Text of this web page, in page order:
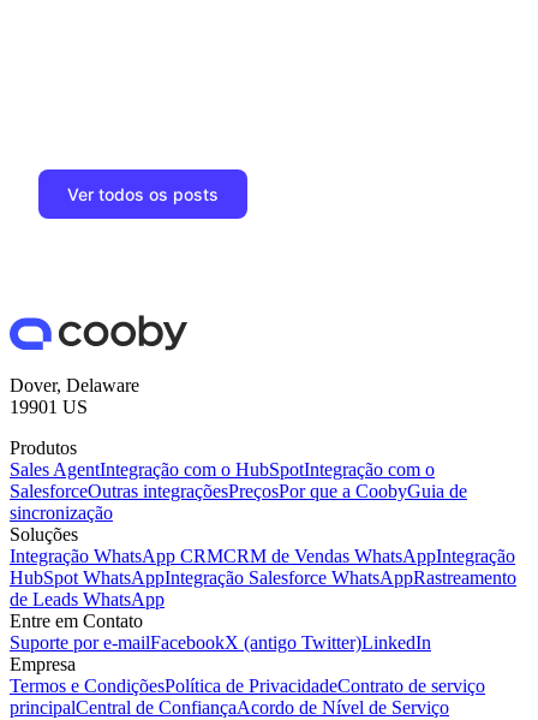
Ver todos os posts
Dover, Delaware
19901 US
Produtos
Sales AgentIntegração com o HubSpotIntegração com o
SalesforceOutras integraçõesPreçosPor que a CoobyGuia de
sincronização
Soluções
Integração WhatsApp CRMCRM de Vendas WhatsAppIntegração
HubSpot WhatsAppIntegração Salesforce WhatsAppRastreamento
de Leads WhatsApp
Entre em Contato
Suporte por e-mailFacebookX (antigo Twitter)LinkedIn
Empresa
Termos e CondiçõesPolítica de PrivacidadeContrato de serviço
principalCentral de ConfiançaAcordo de Nível de Serviço